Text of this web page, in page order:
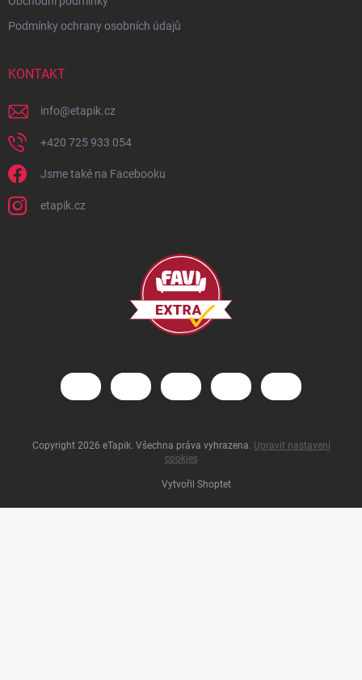
Podmínky ochrany osobních údajů
KONTAKT
info@etapik.cz
+420 725 933 054
Jsme také na Facebooku
etapik.cz
Vytvořil Shoptet
Copyright 2026 eTapik. Všechna práva vyhrazena. Upravit nastavení
cookies